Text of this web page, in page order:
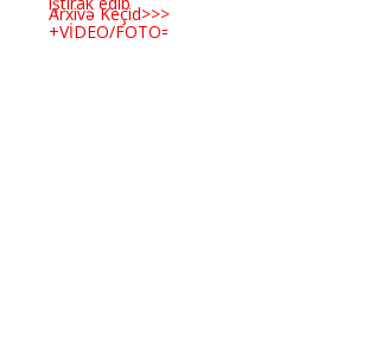
Arxivə Keçid>>>